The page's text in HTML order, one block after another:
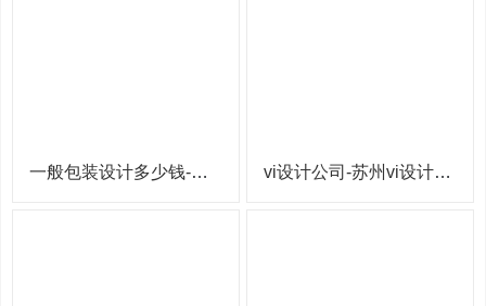
一般包装设计多少钱-农产品包装设计 vi设计公司-苏州vi设计公司